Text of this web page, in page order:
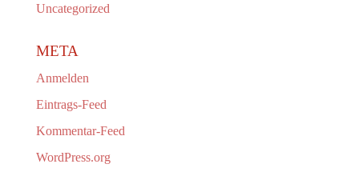
Uncategorized
META
Anmelden
Eintrags-Feed
Kommentar-Feed
WordPress.org